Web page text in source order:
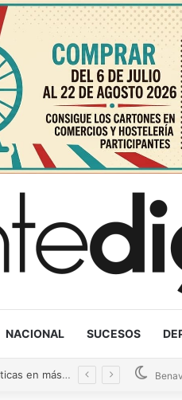
NACIONAL SUCESOS
Pan